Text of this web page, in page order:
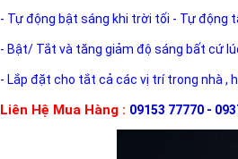
- Tự động bật sáng khi trời tối - Tự động
- Bật/ Tắt và tăng giảm độ sáng bất cứ
- Lắp đặt cho tắt cả các vị trí trong nhà ,
Liên Hệ Mua Hàng : 09153 77770 -